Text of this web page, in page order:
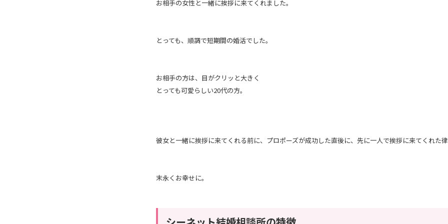
お相手の女性と一緒に挨拶に来てくれました。
とっても、順調で短期間の婚活でした。
お相手の方は、目がクリッと大きく
とっても可愛らしい20代の方。
彼女と一緒に挨拶に来てくれる前に、プロポーズが成功した直後に、先に一人で挨拶に来てくれた律
末永くお幸せに。